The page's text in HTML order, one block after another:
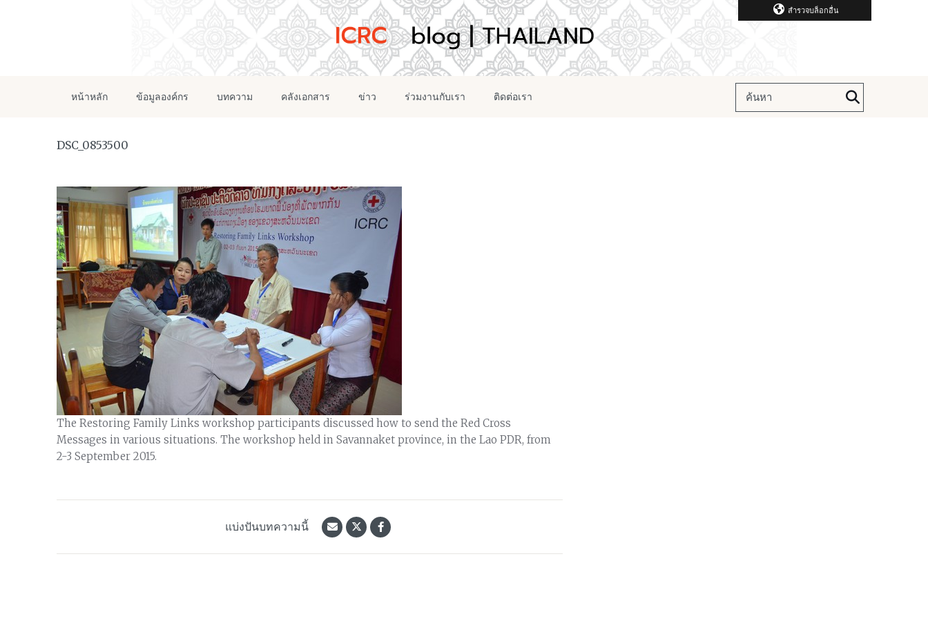
สำรวจบล็อกอื่น
หน้าหลัก ข้อมูลองค์กร บทความ คลังเอกสาร ข่าว ร่วมงานกับเรา ติดต่อเรา
DSC_0853500
The Restoring Family Links workshop participants discussed how to send the Red Cross
Messages in various situations. The workshop held in Savannaket province, in the Lao PDR, from
2-3 September 2015.
แบ่งปันบทความนี้